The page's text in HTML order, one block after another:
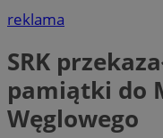
reklama
SRK
pamiątki do
Węglowego